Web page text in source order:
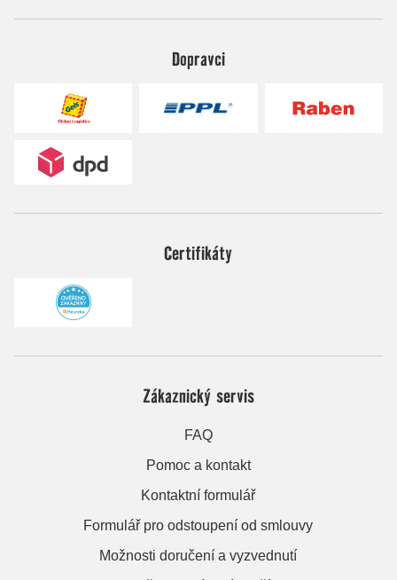
Dopravci
Certifikáty
Zákaznický servis
FAQ
Pomoc a kontakt
Kontaktní formulář
Formulář pro odstoupení od smlouvy
Možnosti doručení a vyzvednutí